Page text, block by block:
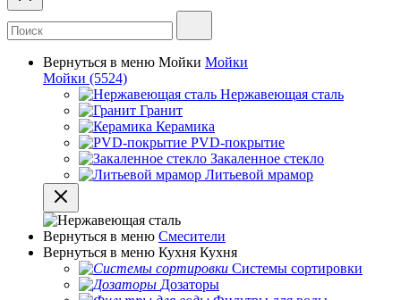
Вернуться в меню Мойки Мойки
Мойки (5524)
Нержавеющая сталь
Гранит
Керамика
PVD-покрытие
Закаленное стекло
Литьевой мрамор
Вернуться в меню Смесители
Вернуться в меню Кухня Кухня
Системы сортировки
Дозаторы